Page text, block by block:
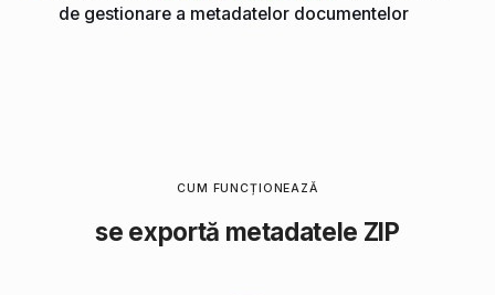
de gestionare a metadatelor documentelor
CUM FUNCȚIONEAZĂ
se exportă metadatele ZIP